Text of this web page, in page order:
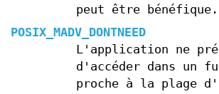
peut être bénéfique.
POSIX_MADV_DONTNEED
L'application ne
d'accéder dans un
proche à la plage